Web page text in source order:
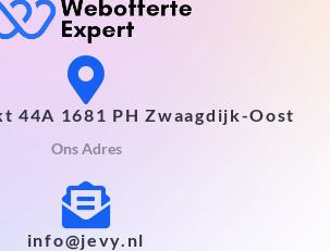
44A 1681 PH Zwaagdijk-Oost
Ons Adres
info@jevy.nl